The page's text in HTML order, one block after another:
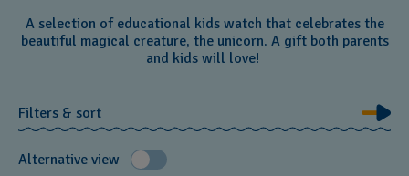
A selection of educational kids watch that celebrates the
beautiful magical creature, the unicorn. A gift both parents
and kids will love!
Filters & sort
Alternative view